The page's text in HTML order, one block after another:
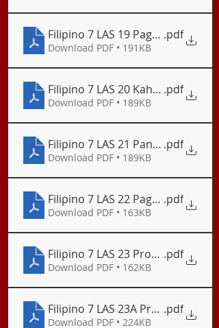
Filipino 7 LAS 19 Pagsuri ng
.pdf
Download PDF • 191KB
Filipino 7 LAS 20 Kahalagahan
.pdf
Download PDF • 189KB
Filipino 7 LAS 21 Pangangalap ng
.pdf
Download PDF • 189KB
Filipino 7 LAS 22 Pagsulat ng
.pdf
Download PDF • 163KB
Filipino 7 LAS 23 Proyektong
.pdf
Download PDF • 162KB
Filipino 7 LAS 23A Proyektong
.pdf
Download PDF • 224KB